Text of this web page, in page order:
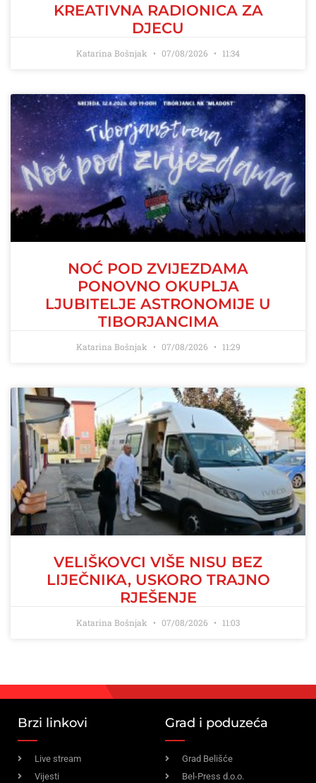
KREATIVNA RADIONICA ZA
DJECU
Katarina Bošnjak 07/08/2026 11:34
NOĆ POD ZVIJEZDAMA
PONOVNO OKUPLJA
LJUBITELJE ASTRONOMIJE U
TIBORJANCIMA
Katarina Bošnjak 07/08/2026 11:29
VELIŠKOVCI VIŠE NISU BEZ
LIJEČNIKA, USKORO TRAJNO
RJEŠENJE
Katarina Bošnjak 07/08/2026 11:03
Brzi linkovi
Live stream
Vijesti
Grad i poduzeća
Grad Belišće
Bel-Press d.o.o.